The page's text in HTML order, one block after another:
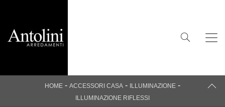
HOME - ACCESSORI CASA - ILLUMINAZIONE -
ILLUMINAZIONE RIFLESSI